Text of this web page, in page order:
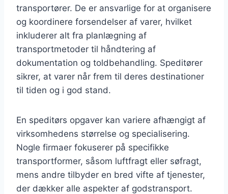
transportører. De er ansvarlige for at organisere
og koordinere forsendelser af varer, hvilket
inkluderer alt fra planlægning af
transportmetoder til håndtering af
dokumentation og toldbehandling. Speditører
sikrer, at varer når frem til deres destinationer
til tiden og i god stand.
En speditørs opgaver kan variere afhængigt af
virksomhedens størrelse og specialisering.
Nogle firmaer fokuserer på specifikke
transportformer, såsom luftfragt eller søfragt,
mens andre tilbyder en bred vifte af tjenester,
der dækker alle aspekter af godstransport.